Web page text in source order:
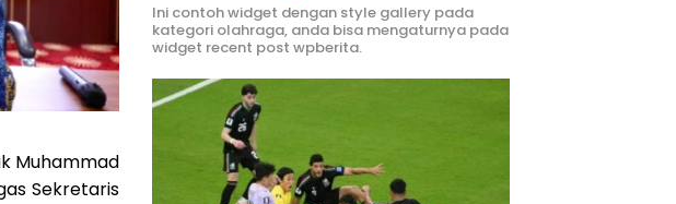
Muhammad
Sekretaris
Ini contoh widget dengan style gallery pada
kategori olahraga, anda bisa mengaturnya pada
widget recent post wpberita.